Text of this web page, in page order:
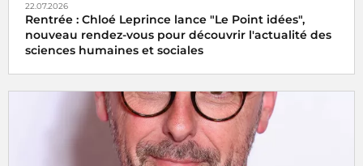
22.07.2026
Rentrée : Chloé Leprince lance "Le Point idées",
nouveau rendez-vous pour découvrir l'actualité des
sciences humaines et sociales